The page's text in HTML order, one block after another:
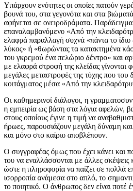
Υπάρχουν ενότητες οι οποίες πατούν
βουνά του, στα γεγονότα και στα
αφήνεται σε ονειροδράματα.
επαναλαμβανόμενο «Από την
ελαφρά παραλλαγή συχνά «πάντα το ίδιο
λύκος» ή «θωρώντας τα κατακτημένα
του γκρεμού ένα πελώριο δέντρο» και
με ελαφρά στροφή της κλείδας γίνονται
μεγάλες μεταστροφές της τύχης που του
κοιτάγματος μέσα «Από την
Οι καθημερινοί διάλογοι, η
η εμπειρία ως βάση στα λόγια αφελών,
στους οποίους έγινε η τιμή να
ήρωες, παρουσιάζουν μεγάλη δύναμη
και μόνο στο καίριο αποβλέπουν.
Ο συγγραφέας όμως που έχει κάνει και
του να εναλλάσσονται με άλλες σκέψεις
ώστε η πληροφορία να παίζει σε πολλά
ισορροπία ανάμεσα στο απλό, το
το ποιητικό. Ο άνθρωπος δεν είναι ποτέ